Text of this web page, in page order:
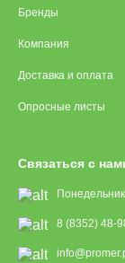
Бренды
Компания
Доставка и оплата
Опросные листы
Связаться с
8 (8352) 48-